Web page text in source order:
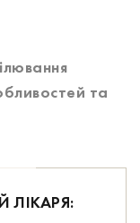
та
ЛІКАРЯ: